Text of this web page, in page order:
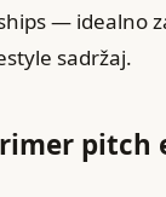
— idealno
sadržaj.
pitch